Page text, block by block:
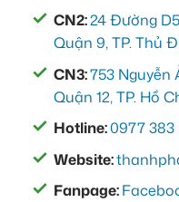
CN2:24 Đường
Quận 9, TP. Thủ
CN3:753 Nguyễn
Quận 12, TP. Hồ
Hotline:0977 383
Website:
Fanpage: